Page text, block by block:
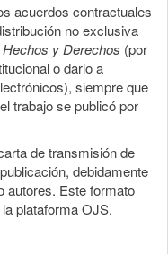
acuerdos contractuales
no exclusiva
Hechos y Derechos (por
o darlo a
siempre que
trabajo se publicó por
de transmisión de
debidamente
autores. Este formato
plataforma OJS.